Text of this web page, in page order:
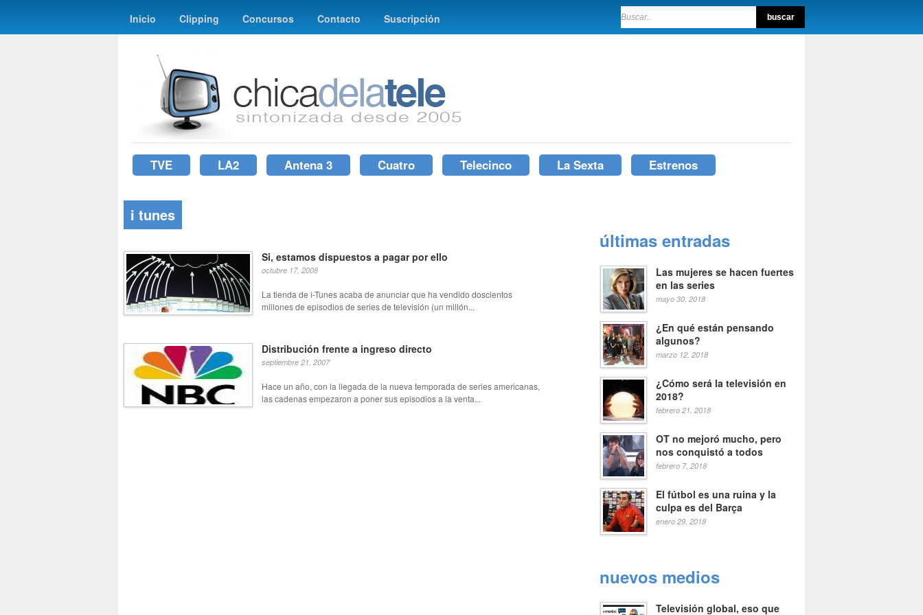
Inicio Clipping Concursos Contacto Suscripción
TVE LA2 Antena 3 Cuatro Telecinco La Sexta Estrenos
i tunes
Si, estamos dispuestos a pagar por ello
octubre 17, 2008
La tienda de i-Tunes acaba de anunciar que ha vendido doscientos
millones de episodios de series de televisión (un millón...
Distribución frente a ingreso directo
septiembre 21, 2007
Hace un año, con la llegada de la nueva temporada de series americanas,
las cadenas empezaron a poner sus episodios a la venta...
últimas entradas
Las mujeres se hacen fuertes
en las series
mayo 30, 2018
¿En qué están pensando
algunos?
marzo 12, 2018
¿Cómo será la televisión en
2018?
febrero 21, 2018
OT no mejoró mucho, pero
nos conquistó a todos
febrero 7, 2018
El fútbol es una ruina y la
culpa es del Barça
enero 29, 2018
nuevos medios
Televisión global, eso que